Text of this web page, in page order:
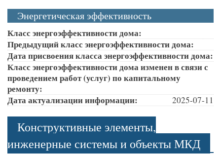
Энергетическая эффективность
Класс энергоэффективности дома:
Предыдущий класс энергоэффективности дома:
Дата присвоения класса энергоэффективности дома:
Класс энергоэффективности дома изменен в связи с
проведением работ (услуг) по капитальному
ремонту:
Дата актуализации информации:
2025-07-11
Конструктивные элементы,
инженерные системы и объекты МКД